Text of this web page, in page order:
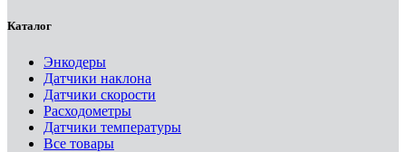
Каталог
Энкодеры
Датчики наклона
Датчики скорости
Расходометры
Датчики температуры
Все товары